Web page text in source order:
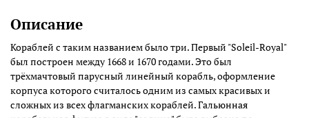
Описание
Кораблей с таким названием было три. Первый "Soleil-Royal"
был построен между 1668 и 1670 годами. Это был
трёхмачтовый парусный линейный корабль, оформление
корпуса которого считалось одним из самых красивых и
сложных из всех флагманских кораблей. Гальюнная